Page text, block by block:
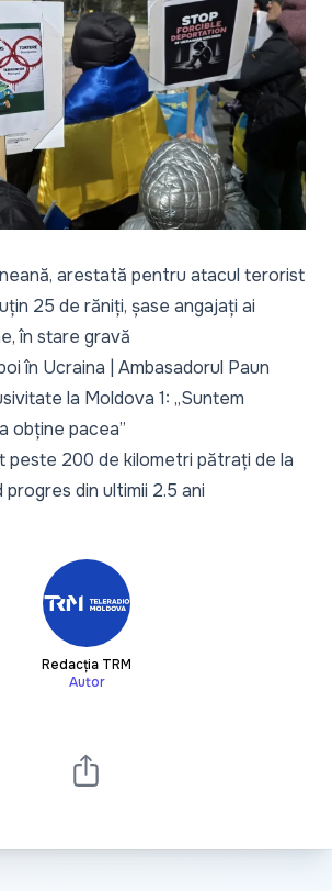
arestată pentru atacul terorist
25 de răniți, șase angajați ai
în stare gravă
în Ucraina | Ambasadorul Paun
la Moldova 1: „Suntem
obține pacea”
peste 200 de kilometri pătrați de la
progres din ultimii 2.5 ani
Redacția TRM
Autor